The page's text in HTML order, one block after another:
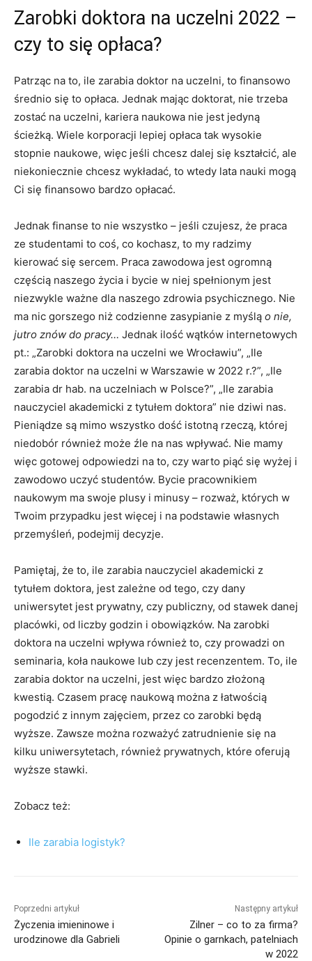
Zarobki doktora na uczelni 2022 –
czy to się opłaca?
Patrząc na to, ile zarabia doktor na uczelni, to finansowo
średnio się to opłaca. Jednak mając doktorat, nie trzeba
zostać na uczelni, kariera naukowa nie jest jedyną
ścieżką. Wiele korporacji lepiej opłaca tak wysokie
stopnie naukowe, więc jeśli chcesz dalej się kształcić, ale
niekoniecznie chcesz wykładać, to wtedy lata nauki mogą
Ci się finansowo bardzo opłacać.
Jednak finanse to nie wszystko – jeśli czujesz, że praca
ze studentami to coś, co kochasz, to my radzimy
kierować się sercem. Praca zawodowa jest ogromną
częścią naszego życia i bycie w niej spełnionym jest
niezwykle ważne dla naszego zdrowia psychicznego. Nie
ma nic gorszego niż codzienne zasypianie z myślą o nie,
jutro znów do pracy… Jednak ilość wątków internetowych
pt.: „Zarobki doktora na uczelni we Wrocławiu”, „Ile
zarabia doktor na uczelni w Warszawie w 2022 r.?”, „Ile
zarabia dr hab. na uczelniach w Polsce?”, „Ile zarabia
nauczyciel akademicki z tytułem doktora” nie dziwi nas.
Pieniądze są mimo wszystko dość istotną rzeczą, której
niedobór również może źle na nas wpływać. Nie mamy
więc gotowej odpowiedzi na to, czy warto piąć się wyżej i
zawodowo uczyć studentów. Bycie pracownikiem
naukowym ma swoje plusy i minusy – rozważ, których w
Twoim przypadku jest więcej i na podstawie własnych
przemyśleń, podejmij decyzje.
Pamiętaj, że to, ile zarabia nauczyciel akademicki z
tytułem doktora, jest zależne od tego, czy dany
uniwersytet jest prywatny, czy publiczny, od stawek danej
placówki, od liczby godzin i obowiązków. Na zarobki
doktora na uczelni wpływa również to, czy prowadzi on
seminaria, koła naukowe lub czy jest recenzentem. To, ile
zarabia doktor na uczelni, jest więc bardzo złożoną
kwestią. Czasem pracę naukową można z łatwością
pogodzić z innym zajęciem, przez co zarobki będą
wyższe. Zawsze można rozważyć zatrudnienie się na
kilku uniwersytetach, również prywatnych, które oferują
wyższe stawki.
Zobacz też:
Ile zarabia logistyk?
Poprzedni artykuł
Życzenia imieninowe i
urodzinowe dla Gabrieli
Następny artykuł
Zilner – co to za firma?
Opinie o garnkach, patelniach
w 2022